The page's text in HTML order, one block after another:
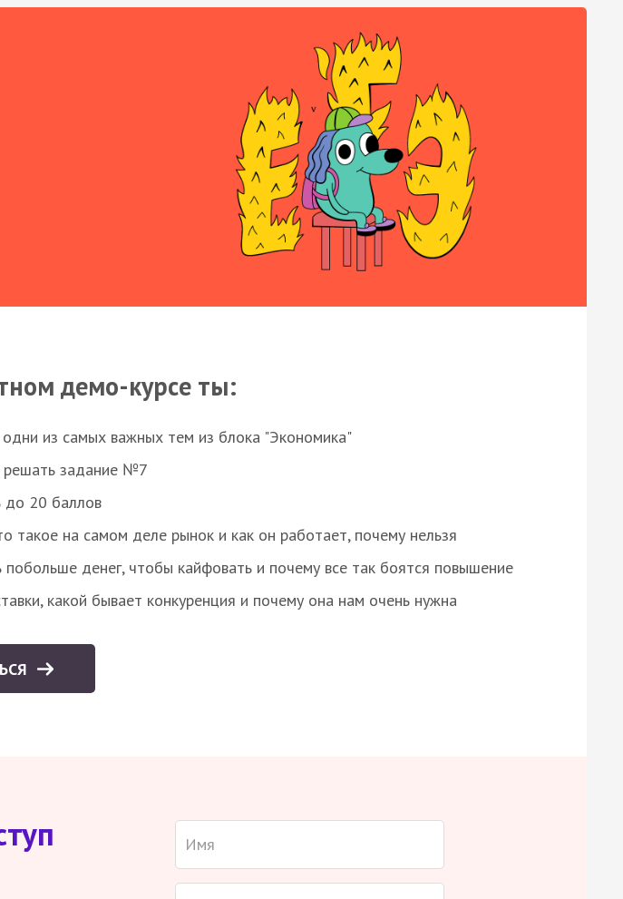
демо-курсе ты:
из самых важных тем из блока "Экономика"
решать задание №7
до 20 баллов
такое на самом деле рынок и как он работает, почему нельзя
побольше денег, чтобы кайфовать и почему все так боятся повышение
какой бывает конкуренция и почему она нам очень нужна